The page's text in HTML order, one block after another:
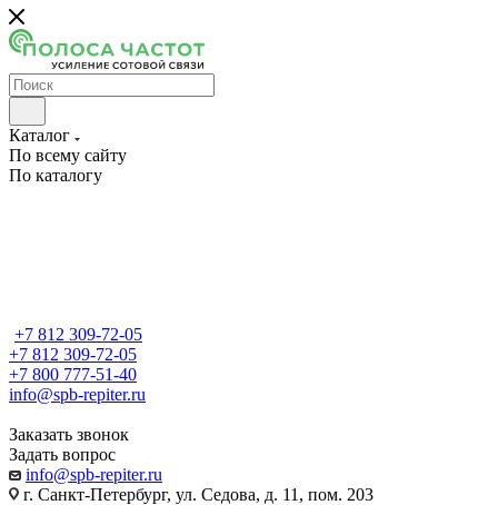
Каталог
По всему сайту
По каталогу
+7 812 309-72-05
+7 812 309-72-05
+7 800 777-51-40
info@spb-repiter.ru
Заказать звонок
Задать вопрос
info@spb-repiter.ru
г. Санкт-Петербург, ул. Седова, д. 11, пом. 203